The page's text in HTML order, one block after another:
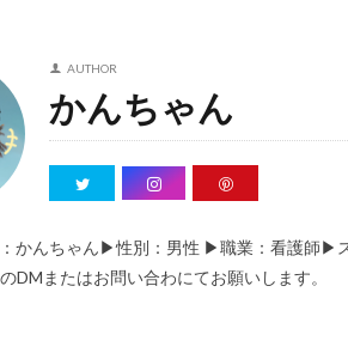
AUTHOR
かんちゃん
かんちゃん▶性別：男性 ▶職業：看護師▶
）のDMまたはお問い合わにて